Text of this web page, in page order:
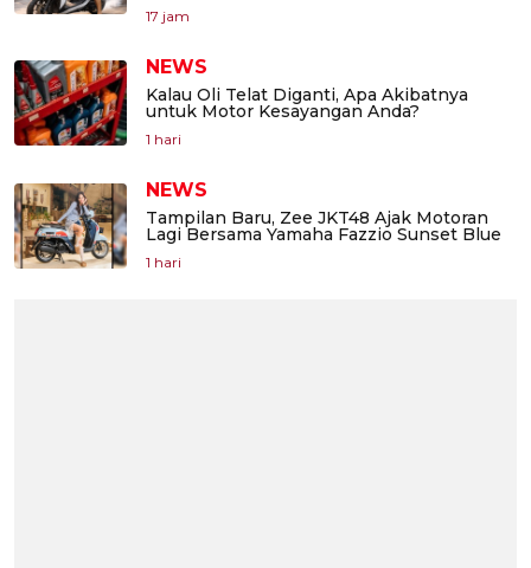
17 jam
NEWS
Kalau Oli Telat Diganti, Apa Akibatnya
untuk Motor Kesayangan Anda?
1 hari
NEWS
Tampilan Baru, Zee JKT48 Ajak Motoran
Lagi Bersama Yamaha Fazzio Sunset Blue
1 hari